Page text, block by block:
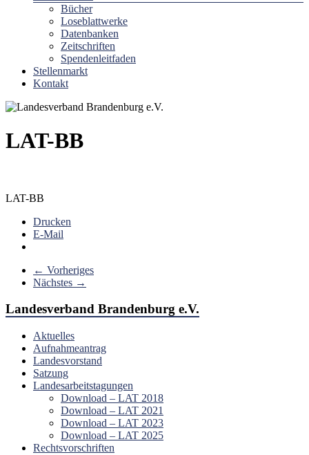
Bücher
Loseblattwerke
Datenbanken
Zeitschriften
Spendenleitfaden
Stellenmarkt
Kontakt
LAT-BB
LAT-BB
Drucken
E-Mail
← Vorheriges
Nächstes →
Landesverband Brandenburg e.V.
Aktuelles
Aufnahmeantrag
Landesvorstand
Satzung
Landesarbeitstagungen
Download – LAT 2018
Download – LAT 2021
Download – LAT 2023
Download – LAT 2025
Rechtsvorschriften